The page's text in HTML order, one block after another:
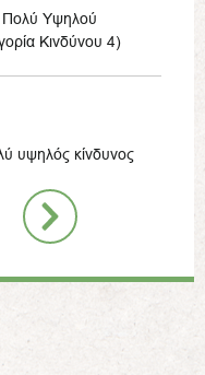
Πολύ Υψηλού
Κινδύνου 4)
υψηλός κίνδυνος